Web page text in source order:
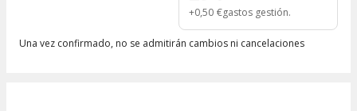
+0,50 €gastos gestión
Una vez confirmado, no se admitirán cambios ni cancelaciones